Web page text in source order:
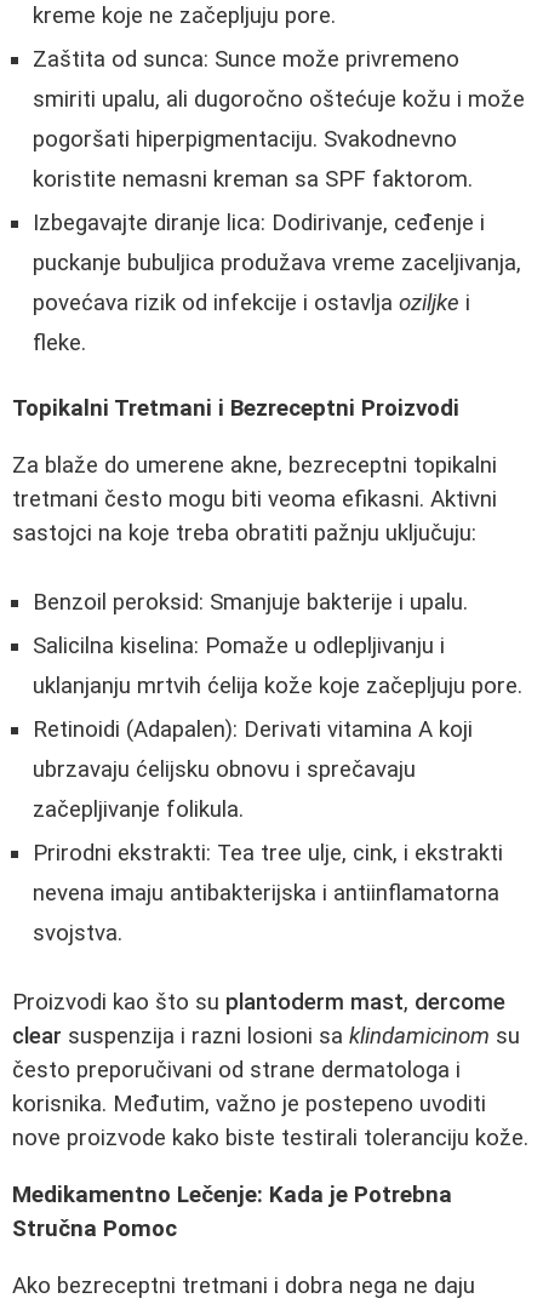
kreme koje ne začepljuju pore.
Zaštita od sunca: Sunce može privremeno
smiriti upalu, ali dugoročno oštećuje kožu i može
pogoršati hiperpigmentaciju. Svakodnevno
koristite nemasni kreman sa SPF faktorom.
Izbegavajte diranje lica: Dodirivanje, ceđenje i
puckanje bubuljica produžava vreme zaceljivanja,
povećava rizik od infekcije i ostavlja oziljke i
fleke.
Topikalni Tretmani i Bezreceptni Proizvodi
Za blaže do umerene akne, bezreceptni topikalni
tretmani često mogu biti veoma efikasni. Aktivni
sastojci na koje treba obratiti pažnju uključuju:
Benzoil peroksid: Smanjuje bakterije i upalu.
Salicilna kiselina: Pomaže u odlepljivanju i
uklanjanju mrtvih ćelija kože koje začepljuju pore.
Retinoidi (Adapalen): Derivati vitamina A koji
ubrzavaju ćelijsku obnovu i sprečavaju
začepljivanje folikula.
Prirodni ekstrakti: Tea tree ulje, cink, i ekstrakti
nevena imaju antibakterijska i antiinflamatorna
svojstva.
Proizvodi kao što su plantoderm mast, dercome
clear suspenzija i razni losioni sa klindamicinom su
često preporučivani od strane dermatologa i
korisnika. Međutim, važno je postepeno uvoditi
nove proizvode kako biste testirali toleranciju kože.
Medikamentno Lečenje: Kada je Potrebna
Stručna Pomoc
Ako bezreceptni tretmani i dobra nega ne daju